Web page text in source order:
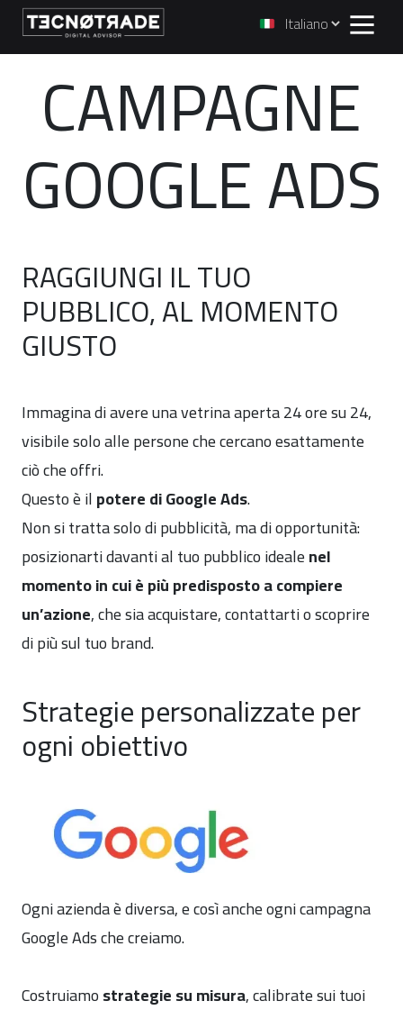
CAMPAGNE
GOOGLE ADS
RAGGIUNGI IL TUO
PUBBLICO, AL MOMENTO
GIUSTO
Immagina di avere una vetrina aperta 24 ore su 24,
visibile solo alle persone che cercano esattamente
ciò che offri.
Questo è ilpotere di Google Ads.
Non si tratta solo di pubblicità, ma di opportunità:
posizionarti davanti al tuo pubblico idealenel
momento in cui è più predisposto a compiere
un’azione, che sia acquistare, contattarti o scoprire
di più sul tuo brand.
Strategie personalizzate per
ogni obiettivo
Ogni azienda è diversa, e così anche ogni campagna
Google Ads che creiamo.
Costruiamostrategie su misura, calibrate sui tuoi